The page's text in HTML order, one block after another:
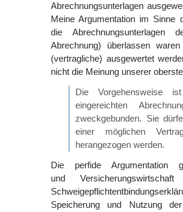
Abrechnungsunterlagen
Meine Argumentation im Sinne
die Abrechnungsunterlagen
Abrechnung) überlassen
(vertragliche) ausgewertet
nicht die Meinung unserer
Die Vorgehensweise
eingereichten
zweckgebunden. Sie
einer möglichen
herangezogen werden.
Die perfide
und
Speicherung und Nutzung